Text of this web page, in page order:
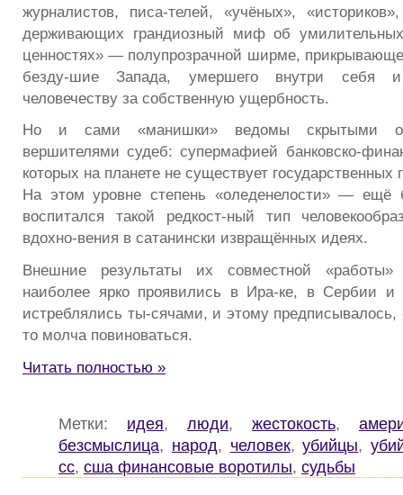
журналистов, писа-телей, «учёных»,
держивающих грандиозный миф об умилительных
ценностях» — полупрозрачной ширме,
безду-шие Запада, умершего внутри себя
человечеству за собственную ущербность.
Но и сами «манишки» ведомы скрытыми
вершителями судеб: супермафией банковско-
которых на планете не существует государственных
На этом уровне степень «оледенелости» — ещё
воспитался такой редкост-ный тип
вдохно-вения в сатанински извращённых идеях.
Внешние результаты их совместной
наиболее ярко проявились в Ира-ке, в Сербии
истреблялись ты-сячами, и этому предписывалось,
то молча повиноваться.
Читать полностью »
Метки: идея, люди, жестокость,
безсмыслица, народ, человек,убийцы,
сс, сша финансовые воротилы, судьбы